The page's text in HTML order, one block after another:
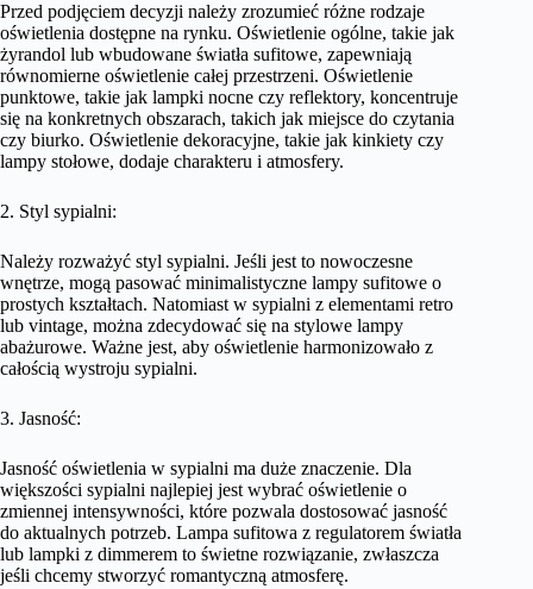
Przed podjęciem decyzji należy zrozumieć różne rodzaje
oświetlenia dostępne na rynku. Oświetlenie ogólne, takie jak
żyrandol lub wbudowane światła sufitowe, zapewniają
równomierne oświetlenie całej przestrzeni. Oświetlenie
punktowe, takie jak lampki nocne czy reflektory, koncentruje
się na konkretnych obszarach, takich jak miejsce do czytania
czy biurko. Oświetlenie dekoracyjne, takie jak kinkiety czy
lampy stołowe, dodaje charakteru i atmosfery.
2. Styl sypialni:
Należy rozważyć styl sypialni. Jeśli jest to nowoczesne
wnętrze, mogą pasować minimalistyczne lampy sufitowe o
prostych kształtach. Natomiast w sypialni z elementami retro
lub vintage, można zdecydować się na stylowe lampy
abażurowe. Ważne jest, aby oświetlenie harmonizowało z
całością wystroju sypialni.
3. Jasność:
Jasność oświetlenia w sypialni ma duże znaczenie. Dla
większości sypialni najlepiej jest wybrać oświetlenie o
zmiennej intensywności, które pozwala dostosować jasność
do aktualnych potrzeb. Lampa sufitowa z regulatorem światła
lub lampki z dimmerem to świetne rozwiązanie, zwłaszcza
jeśli chcemy stworzyć romantyczną atmosferę.